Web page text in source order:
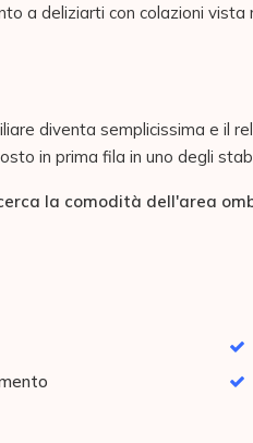
a deliziarti con colazioni
diventa semplicissima e il
in prima fila in uno degli
la comodità dell'area